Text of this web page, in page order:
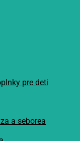
pre deti
a seborea